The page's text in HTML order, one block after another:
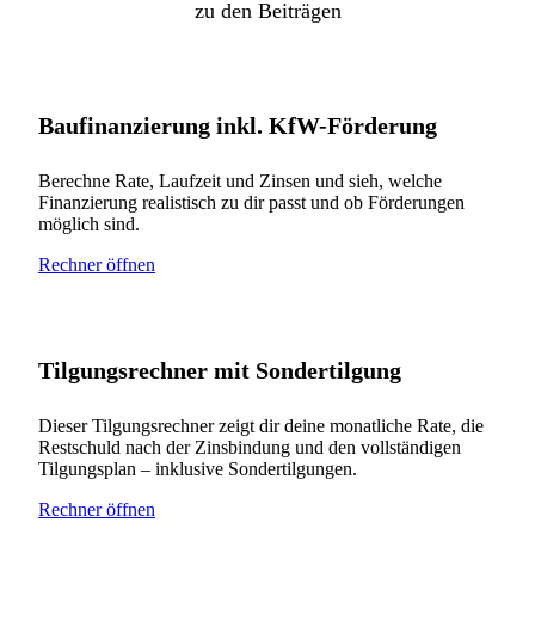
zu den Beiträgen
Baufinanzierung inkl. KfW-Förderung
Berechne Rate, Laufzeit und Zinsen und sieh, welche
Finanzierung realistisch zu dir passt und ob Förderungen
möglich sind.
Rechner öffnen
Tilgungsrechner mit Sondertilgung
Dieser Tilgungsrechner zeigt dir deine monatliche Rate, die
Restschuld nach der Zinsbindung und den vollständigen
Tilgungsplan – inklusive Sondertilgungen.
Rechner öffnen